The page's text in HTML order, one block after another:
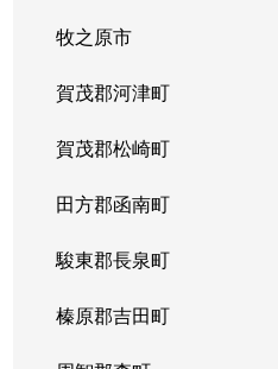
牧之原市
賀茂郡河津町
賀茂郡松崎町
田方郡函南町
駿東郡長泉町
榛原郡吉田町